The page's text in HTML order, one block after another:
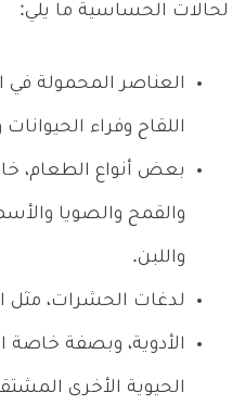
لحالات الحساسية ما يلي:
العناصر المحمولة في
اللقاح وفراء
بعض أنواع الطعام،
والقمح والصويا
واللبن.
لدغات الحشرات، مثل
الأدوية، وبصفة خاصة
الحيوية الأخرى